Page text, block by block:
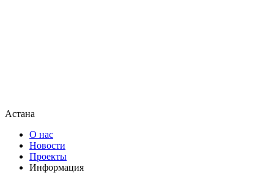
Астана
О нас
Новости
Проекты
Информация